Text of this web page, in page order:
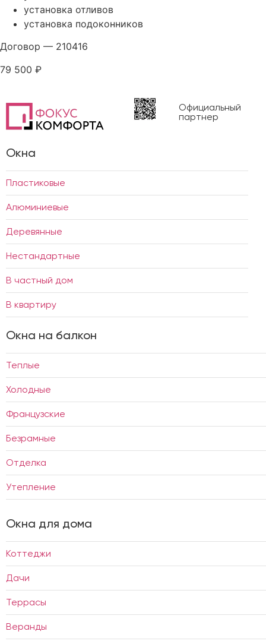
установка отливов
установка подоконников
Договор — 210416
79 500 ₽
Официальный
партнер
Окна
Пластиковые
Алюминиевые
Деревянные
Нестандартные
В частный дом
В квартиру
Окна на балкон
Теплые
Холодные
Французские
Безрамные
Отделка
Утепление
Окна для дома
Коттеджи
Дачи
Террасы
Веранды